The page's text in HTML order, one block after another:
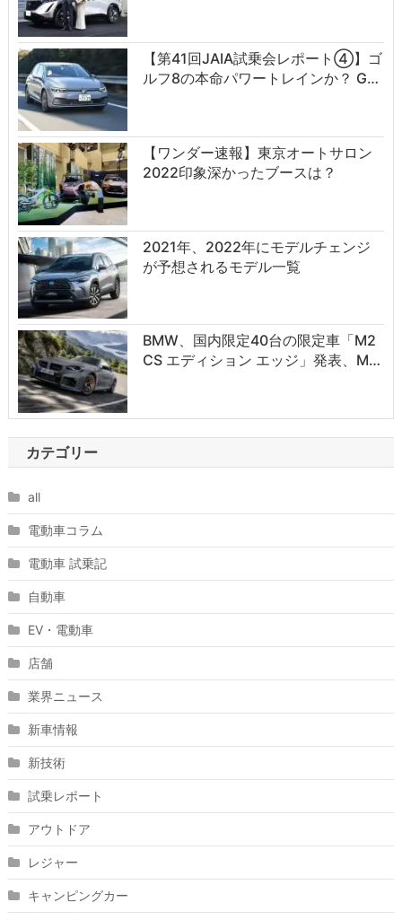
【第41回JAIA試乗会レポート④】ゴ
ルフ8の本命パワートレインか？ G…
【ワンダー速報】東京オートサロン
2022印象深かったブースは？
2021年、2022年にモデルチェンジ
が予想されるモデル一覧
BMW、国内限定40台の限定車「M2
CS エディション エッジ」発表、M…
カテゴリー
all
電動車コラム
電動車 試乗記
自動車
EV・電動車
店舗
業界ニュース
新車情報
新技術
試乗レポート
アウトドア
レジャー
キャンピングカー